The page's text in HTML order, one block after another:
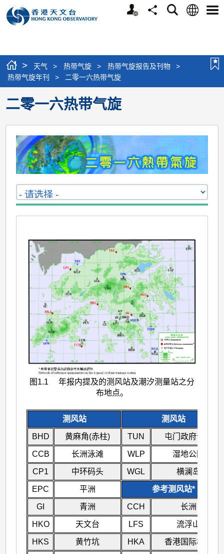
个
分
搜
语
选
> 天气 > 热带气旋 > 热带气旋报告及刊物
>
热带气旋年刊
> 二零一六热带气旋
二零一六热带气旋
图1.1 年报内提及的测风站及潮汐测量站之分
布地点。
测风站 测风站
BHD 黄麻角(赤柱) TUN 屯门政府合署
CCB 长洲泳滩 WLP 湿地公园
CP1 中环码头 WGL 横澜岛
EPC 平洲 参考测风站*
GI 青洲 CCH 长洲
HKO 天文台 LFS 流浮山
HKS 黄竹坑 HKA 香港国际机场